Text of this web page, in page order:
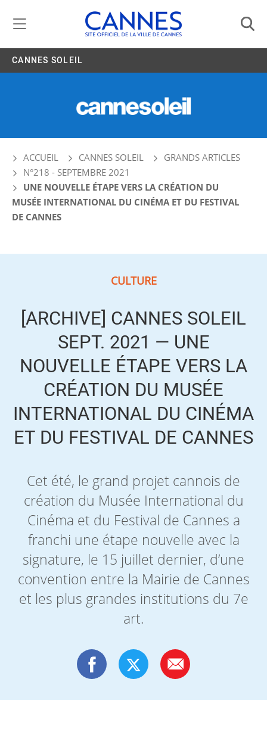
CANNES SOLEIL
ACCUEIL CANNES SOLEIL
GRANDS ARTICLES
N°218 - SEPTEMBRE 2021
UNE NOUVELLE ÉTAPE VERS LA CRÉATION DU
MUSÉE INTERNATIONAL DU CINÉMA ET DU FESTIVAL
DE CANNES
CULTURE
[ARCHIVE] CANNES SOLEIL
SEPT. 2021 — UNE
NOUVELLE ÉTAPE VERS LA
CRÉATION DU MUSÉE
INTERNATIONAL DU CINÉMA
ET DU FESTIVAL DE CANNES
Cet été, le grand projet cannois de
création du Musée International du
Cinéma et du Festival de Cannes a
franchi une étape nouvelle avec la
signature, le 15 juillet dernier, d’une
convention entre la Mairie de Cannes
et les plus grandes institutions du 7e
art.